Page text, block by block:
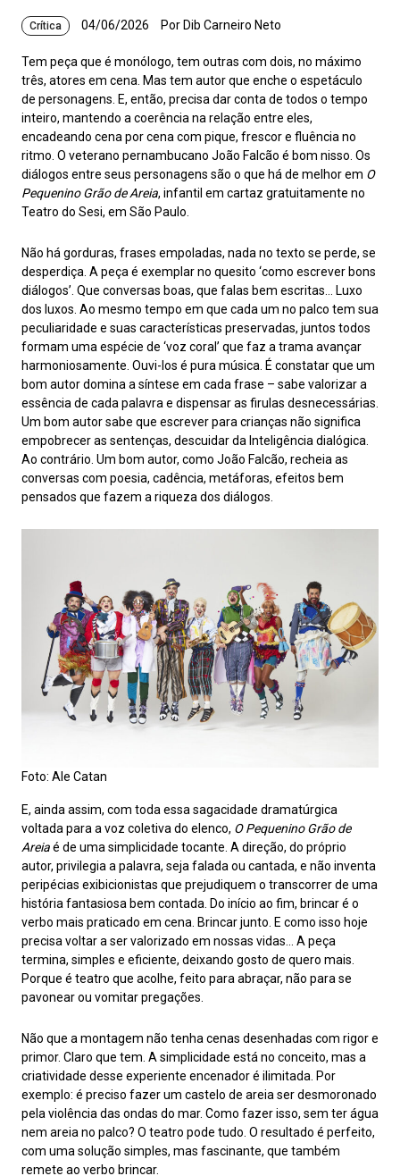
Crítica 04/06/2026 Por Dib Carneiro Neto
Tem peça que é monólogo, tem outras com dois, no máximo
três, atores em cena. Mas tem autor que enche o espetáculo
de personagens. E, então, precisa dar conta de todos o tempo
inteiro, mantendo a coerência na relação entre eles,
encadeando cena por cena com pique, frescor e fluência no
ritmo. O veterano pernambucano João Falcão é bom nisso. Os
diálogos entre seus personagens são o que há de melhor em O
Pequenino Grão de Areia, infantil em cartaz gratuitamente no
Teatro do Sesi, em São Paulo.
Não há gorduras, frases empoladas, nada no texto se perde, se
desperdiça. A peça é exemplar no quesito ‘como escrever bons
diálogos’. Que conversas boas, que falas bem escritas… Luxo
dos luxos. Ao mesmo tempo em que cada um no palco tem sua
peculiaridade e suas características preservadas, juntos todos
formam uma espécie de ‘voz coral’ que faz a trama avançar
harmoniosamente. Ouvi-los é pura música. É constatar que um
bom autor domina a síntese em cada frase – sabe valorizar a
essência de cada palavra e dispensar as firulas desnecessárias.
Um bom autor sabe que escrever para crianças não significa
empobrecer as sentenças, descuidar da Inteligência dialógica.
Ao contrário. Um bom autor, como João Falcão, recheia as
conversas com poesia, cadência, metáforas, efeitos bem
pensados que fazem a riqueza dos diálogos.
Foto: Ale Catan
E, ainda assim, com toda essa sagacidade dramatúrgica
voltada para a voz coletiva do elenco, O Pequenino Grão de
Areiaé de uma simplicidade tocante. A direção, do próprio
autor, privilegia a palavra, seja falada ou cantada, e não inventa
peripécias exibicionistas que prejudiquem o transcorrer de uma
história fantasiosa bem contada. Do início ao fim, brincar é o
verbo mais praticado em cena. Brincar junto. E como isso hoje
precisa voltar a ser valorizado em nossas vidas… A peça
termina, simples e eficiente, deixando gosto de quero mais.
Porque é teatro que acolhe, feito para abraçar, não para se
pavonear ou vomitar pregações.
Não que a montagem não tenha cenas desenhadas com rigor e
primor. Claro que tem. A simplicidade está no conceito, mas a
criatividade desse experiente encenador é ilimitada. Por
exemplo: é preciso fazer um castelo de areia ser desmoronado
pela violência das ondas do mar. Como fazer isso, sem ter água
nem areia no palco? O teatro pode tudo. O resultado é perfeito,
com uma solução simples, mas fascinante, que também
remete ao verbo brincar.